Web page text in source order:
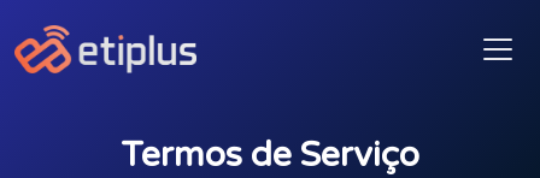
Termos de Serviço